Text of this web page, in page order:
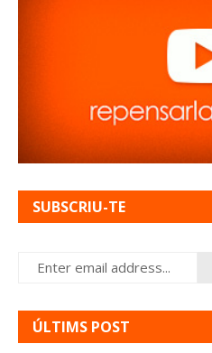
SUBSCRIU-TE
ÚLTIMS POST